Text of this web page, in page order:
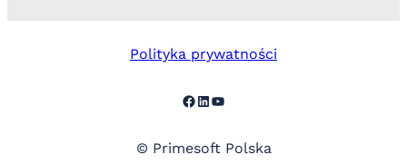
Polityka prywatności
Facebook
LinkedIn
YouTube
© Primesoft Polska